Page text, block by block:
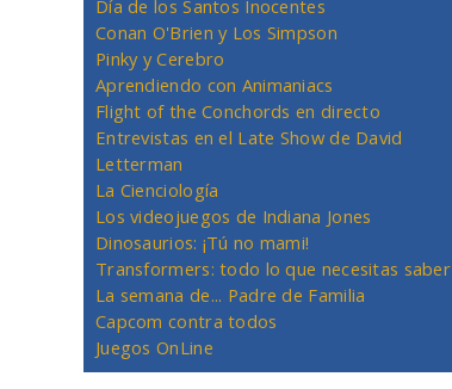
Día de los Santos Inocentes
Conan O'Brien y Los Simpson
Pinky y Cerebro
Aprendiendo con Animaniacs
Flight of the Conchords en directo
Entrevistas en el Late Show de David
Letterman
La Cienciología
Los videojuegos de Indiana Jones
Dinosaurios: ¡Tú no mami!
Transformers: todo lo que necesitas saber
La semana de... Padre de Familia
Capcom contra todos
Juegos OnLine